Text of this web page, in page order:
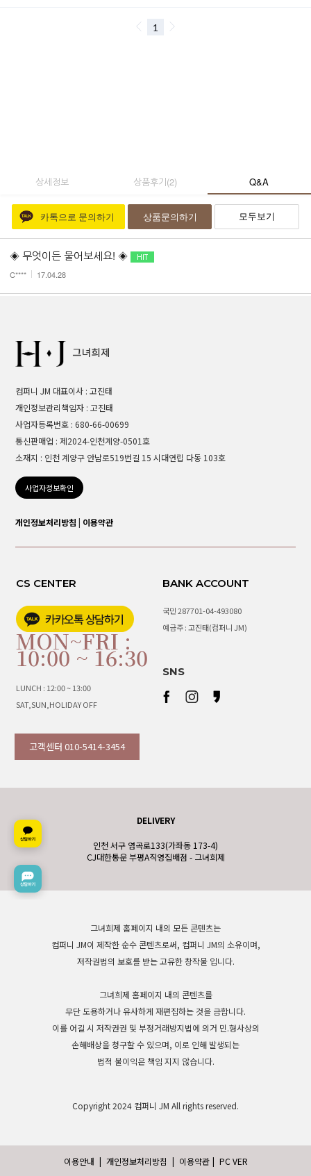
상세정보 상품후기(2) Q&A
카톡으로 문의하기 상품문의하기 모두보기
◈ 무엇이든 물어보세요! ◈
C**** 17.04.28
컴퍼니 JM 대표이사 : 고진태
개인정보관리책임자 : 고진태
사업자등록번호 : 680-66-00699
통신판매업 : 제2024-인천계양-0501호
소재지 : 인천 계양구 안남로519번길 15 시대연립 다동 103호
사업자정보확인
개인정보처리방침 | 이용약관
CS CENTER
MON~FRI :
10:00 ~ 16:30
LUNCH : 12:00 ~ 13:00
SAT,SUN,HOLIDAY OFF
고객센터 010-5414-3454
BANK ACCOUNT
국민 287701-04-493080
예금주 : 고진태(컴퍼니 JM)
SNS
DELIVERY
인천 서구 염곡로133(가좌동 173-4)
CJ대한통운 부평A직영집배점 - 그녀희제
그녀희제 홈페이지 내의 모든 콘텐츠는
컴퍼니 JM이 제작한 순수 콘텐츠로써, 컴퍼니 JM의 소유이며,
저작권법의 보호를 받는 고유한 창작물 입니다.
그녀희제 홈페이지 내의 콘텐츠를
무단 도용하거나 유사하게 재편집하는 것을 금합니다.
이를 어길 시 저작권권 및 부정거래방지법에 의거 민.형사상의
손해배상을 청구할 수 있으며, 이로 인해 발생되는
법적 불이익은 책임 지지 않습니다.
Copyright 2024 컴퍼니 JM All rights reserved.
이용안내 | 개인정보처리방침 | 이용약관 | PC VER